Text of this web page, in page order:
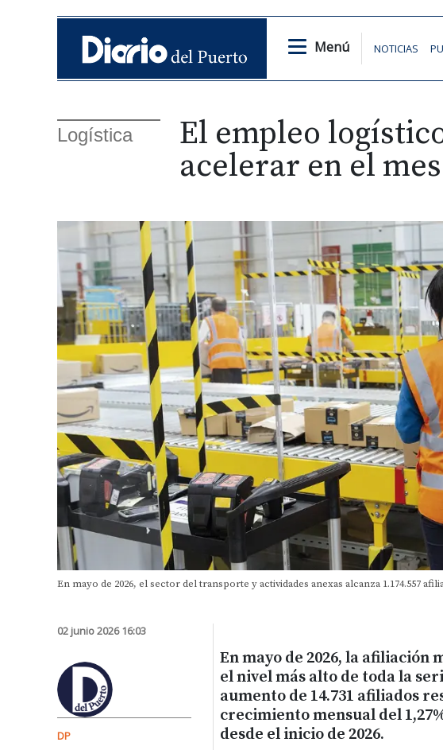
Menú NOTICIAS
Logística
El empleo
acelerar en el
En mayo de 2026, el sector del transporte y actividades anexas alcanza 1.174.557
02 junio 2026 16:03
DP
En mayo de 2026, la afiliación
el nivel más alto de toda la
aumento de 14.731 afiliados
crecimiento mensual del
desde el inicio de 2026.